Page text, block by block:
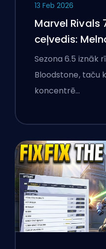
13 Feb 2026
Marvel Rivals
ceļvedis:
Foksa un
Sezona 6.5 iznāk
Bloodstone, taču
koncentrē…